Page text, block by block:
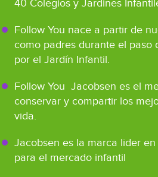
Fotos en CD físico. Precio: $30 mil
(Precios adicionales a la orden del
(Después que entreguemos los
regular de $40 mil CD + envío)
40 Colegios y Jardines
Follow You nace a partir de
como padres durante el paso
por el Jardín Infantil.
Follow You Jacobsen es el
conservar y compartir los
vida.
Jacobsen es la marca lider
para el mercado infantil